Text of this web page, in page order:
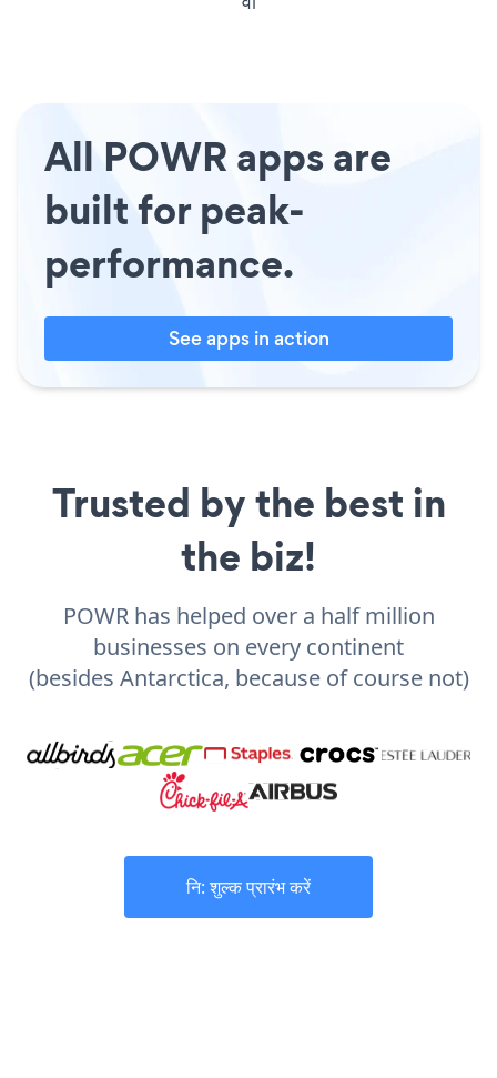
All POWR apps are
built for peak-
performance.
See apps in action
Trusted by the best in
the biz!
POWR has helped over a half million
businesses on every continent
(besides Antarctica, because of course not)
नि: शुल्क प्रारंभ करें